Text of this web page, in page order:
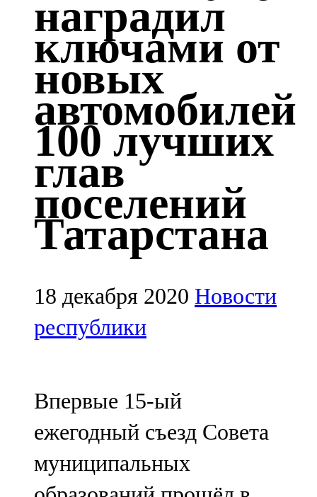
Казан
91,5 FM
Кайбыч
106,1 FM
Кама тамагы
71,51 FM
Кукмара
107,9 FM
Лениногорский
102,1 FM
Мамадыш
106,2 FM
107,3 FM
Мөслим
100,0 FM
наградил
ключами от
новых
автомобилей
100 лучших
глав
поселений
Татарстана
18 декабря 2020 Новости
республики
Впервые 15-ый
ежегодный съезд Совета
муниципальных